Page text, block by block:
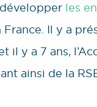
les
France. Il y a
y a 7 ans,
ainsi de la